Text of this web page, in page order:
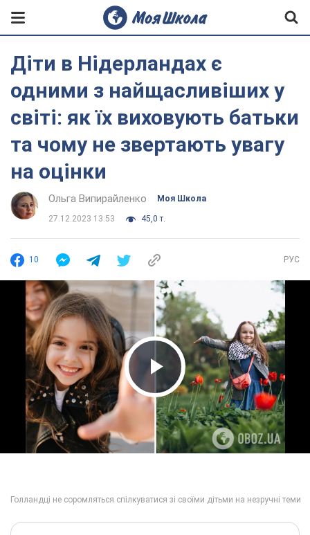
Діти в Нідерландах є
одними з найщасливіших у
світі: як їх виховують батьки
та чому не звертають увагу
на оцінки
Ольга Випирайленко Моя Школа
27.12.2023 13:53 45,0 т.
10 РУС
Play Video